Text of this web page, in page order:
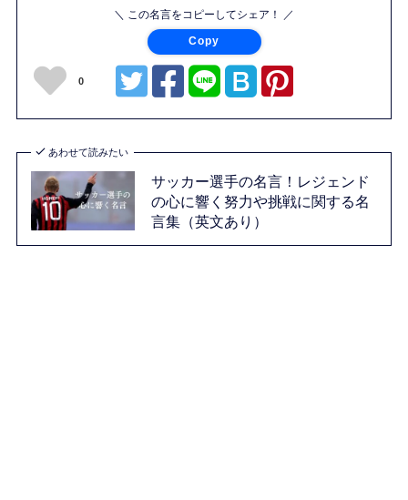
＼ この名言をコピーしてシェア！ ／
Copy
0
あわせて読みたい
サッカー選手の名言！レジェンド
の心に響く努力や挑戦に関する名
言集（英文あり）